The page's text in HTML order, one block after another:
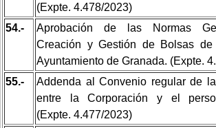
(Expte. 4.478/2023)
54.-
Aprobación de las Normas
Creación y Gestión de Bolsas de
Ayuntamiento de Granada. (Expte.
55.-
Addenda al Convenio regular de
entre la Corporación y el
(Expte. 4.477/2023)